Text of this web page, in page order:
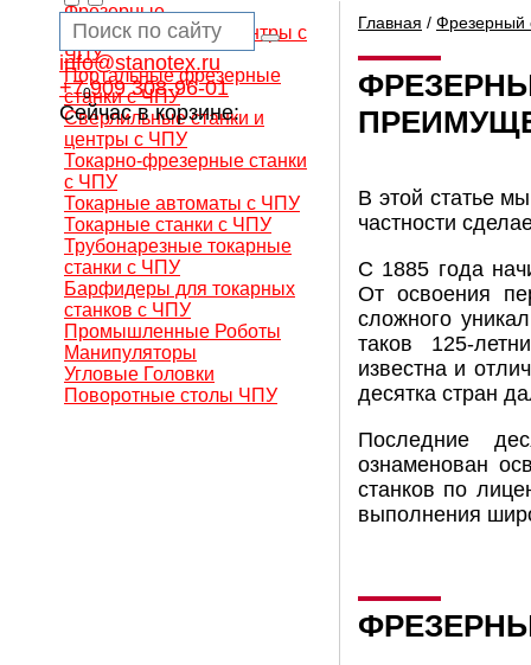
info@stanotex.ru
+7 909 308-96-01
Сейчас в корзине:
0
Фрезерные
обрабатывающие центры с
ЧПУ
Портальные фрезерные
станки с ЧПУ
Сверлильные станки и
центры с ЧПУ
Токарно-фрезерные станки
с ЧПУ
Токарные автоматы с ЧПУ
Токарные станки с ЧПУ
Трубонарезные токарные
станки с ЧПУ
Барфидеры для токарных
станков с ЧПУ
Промышленные Роботы
Манипуляторы
Угловые Головки
Поворотные столы ЧПУ
Главная / Фрезерный
В этой статье
частности
С 1885 года
От освоения
сложного
таков 125-
известна и
десятка стран
Последние
ознаменован
станков по
выполнения